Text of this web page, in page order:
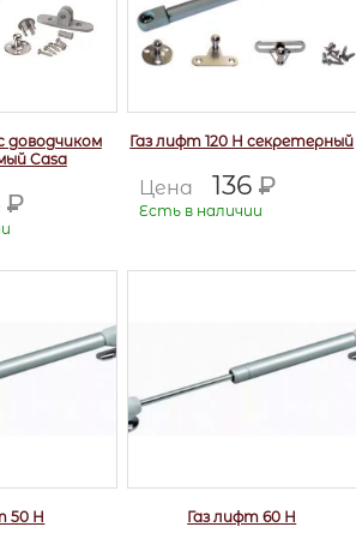
доводчиком
Casa
Р
Газ лифт 120 Н секретерный
Цена 136 Р
Есть в наличии
50 Н Газ лифт 60 Н